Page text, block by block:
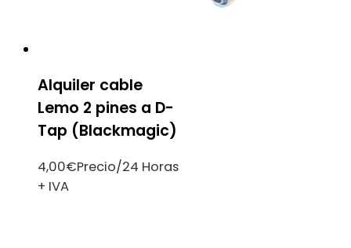
Alquiler cable
Lemo 2 pines a D-
Tap (Blackmagic)
4,00€Precio/24 Horas
+ IVA